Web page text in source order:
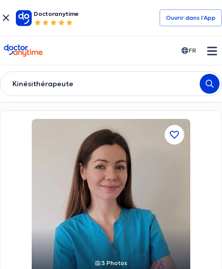
Doctoranytime
Ouvrir dans l’App
doctoranytime FR
Kinésithérapeute
3 Photos